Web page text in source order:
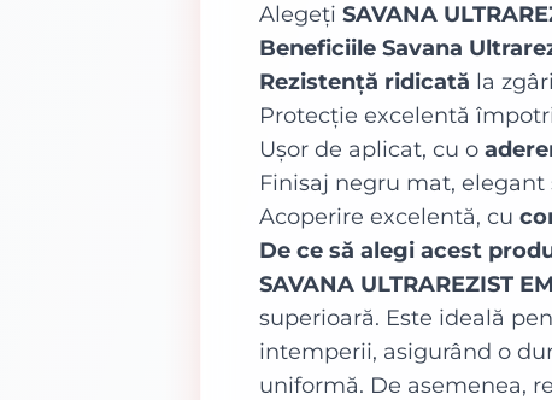
AlegețiSAVANA
Beneficiile Savana
Rezistență ridicată la
Protecție excelentă
Ușor de aplicat, cu o
Finisaj negru mat, elegant
Acoperire excelentă, cu
De ce să alegi acest
SAVANA ULTRAREZIST
superioară. Este ideală
intemperii, asigurând o
uniformă. De asemenea,